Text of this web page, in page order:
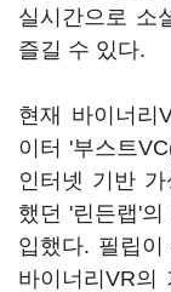
실시간으로 소
즐길 수 있다.
현재 바이너리
이터 '부스트
인터넷 기반
했던 '린든랩'
입했다. 필립이
바이너리VR의